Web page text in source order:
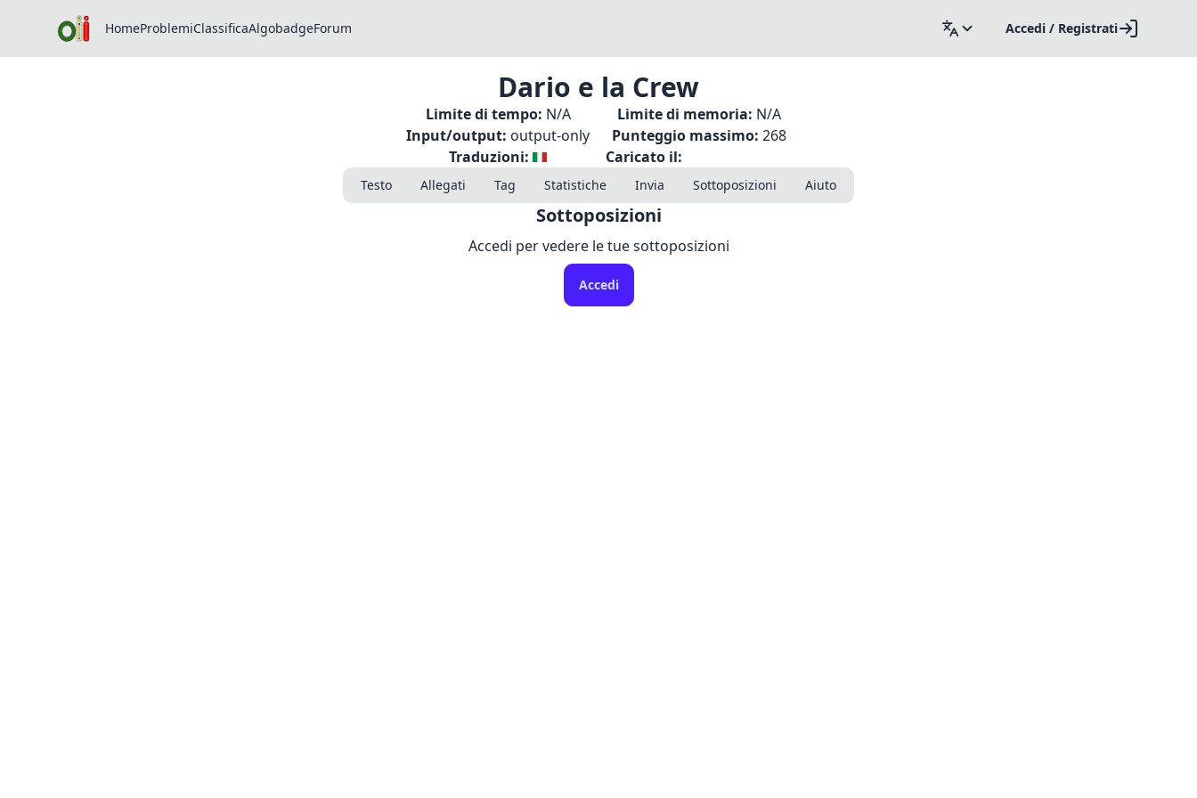
HomeProblemiClassificaAlgobadgeForum Accedi / Registrati
Dario e la Crew
Limite di tempo: N/A Limite di memoria: N/A
Input/output: output-only Punteggio massimo: 268
Traduzioni:
Caricato il:
Testo Allegati Tag Statistiche Invia Sottoposizioni Aiuto
Sottoposizioni
Accedi per vedere le tue sottoposizioni
Accedi